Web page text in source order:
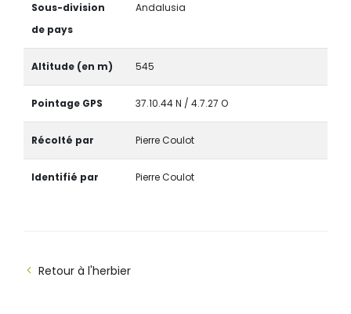
Sous-division
de pays
Andalusia
Altitude (en m) 545
Pointage GPS 37.10.44 N / 4.7.27 O
Récolté par Pierre Coulot
Identifié par Pierre Coulot
Retour à l'herbier